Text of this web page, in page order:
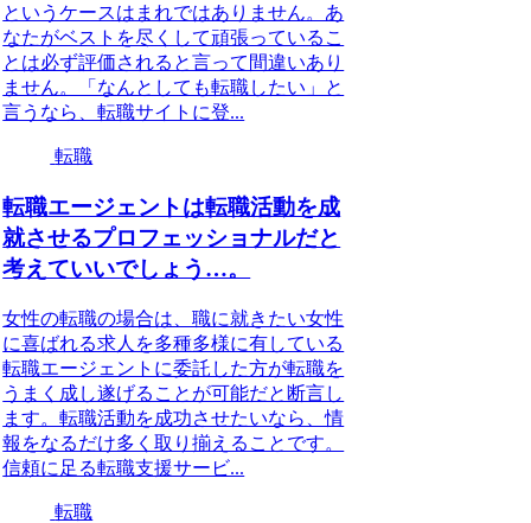
というケースはまれではありません。あ
なたがベストを尽くして頑張っているこ
とは必ず評価されると言って間違いあり
ません。「なんとしても転職したい」と
言うなら、転職サイトに登...
転職
転職エージェントは転職活動を成
就させるプロフェッショナルだと
考えていいでしょう…。
女性の転職の場合は、職に就きたい女性
に喜ばれる求人を多種多様に有している
転職エージェントに委託した方が転職を
うまく成し遂げることが可能だと断言し
ます。転職活動を成功させたいなら、情
報をなるだけ多く取り揃えることです。
信頼に足る転職支援サービ...
転職